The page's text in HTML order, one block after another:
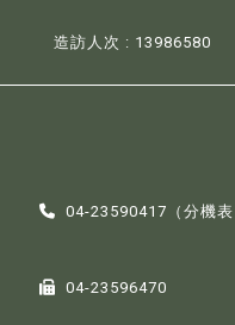
造訪人次 : 13986580
04-23590417（分機表
04-23596470